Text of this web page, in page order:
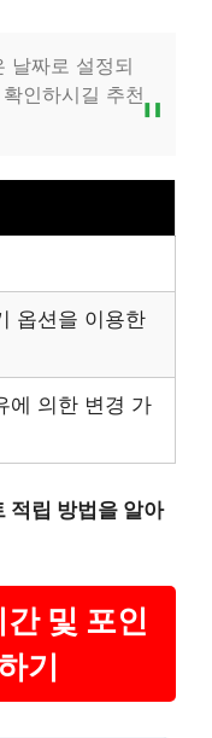
날짜로 설정되
인하시길 추천
옵션을 이용한
에 의한 변경 가
적립 방법을 알아
및 포인
기